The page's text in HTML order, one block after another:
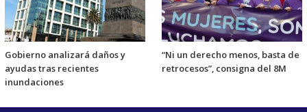
Gobierno analizará daños y
ayudas tras recientes
inundaciones
“Ni un derecho menos, basta de
retrocesos”, consigna del 8M